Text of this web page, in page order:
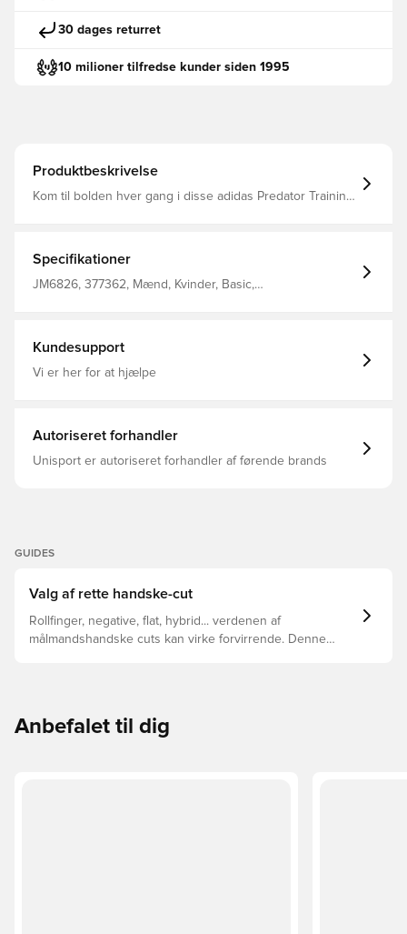
30 dages returret
10 milioner tilfredse kunder siden 1995
Produktbeskrivelse
Kom til bolden hver gang i disse adidas Predator Training
Letvægts armbåndskonstruktion Positivt snit - sikrer en
god og behagelig pasform med en stor kontaktflade med
bolden
Specifikationer
JM6826, 377362, Mænd, Kvinder, Basic,
Kundesupport
Vi er her for at hjælpe
Autoriseret forhandler
Unisport er autoriseret forhandler af førende brands
GUIDES
Valg af rette handske-cut
Rollfinger, negative, flat, hybrid... verdenen af
målmandshandske cuts kan virke forvirrende. Denne
Anbefalet til dig